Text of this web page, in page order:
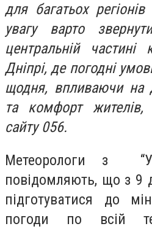
для багатьох
увагу варто
центральній
Дніпрі, де погодні
щодня, впливаючи на
та комфорт жителів,
сайту 056.
Метеорологи з
повідомляють, що з 9
підготуватися до
погоди по всій